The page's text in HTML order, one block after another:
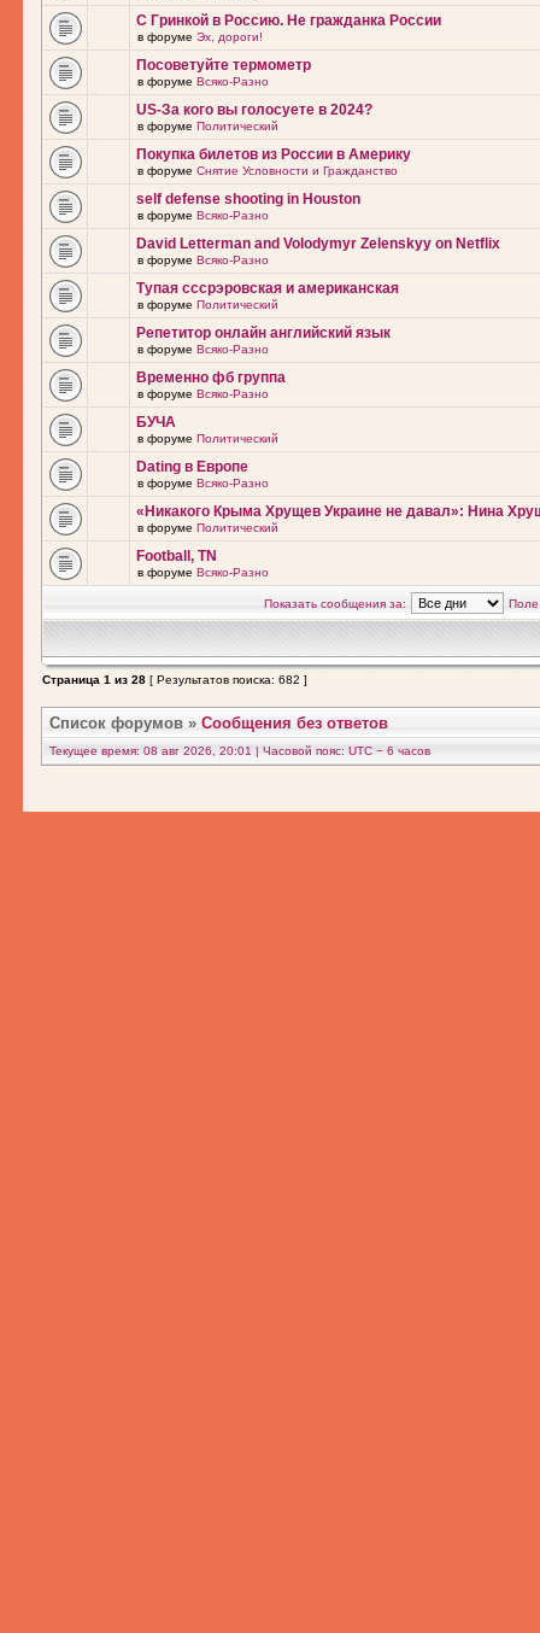
С Гринкой в Россию. Не гражданка России
в форуме Эх, дороги!
Посоветуйте термометр
в форуме Всяко-Разно
US-За кого вы голосуете в 2024?
в форуме Политический
Покупка билетов из России в Америку
в форуме Снятие Условности и Гражданство
self defense shooting in Houston
в форуме Всяко-Разно
David Letterman and Volodymyr Zelenskyy on Netflix
в форуме Всяко-Разно
Тупая сссрэровская и американская
в форуме Политический
Репетитор онлайн английский язык
в форуме Всяко-Разно
Временно фб группа
в форуме Всяко-Разно
БУЧА
в форуме Политический
Dating в Европе
в форуме Всяко-Разно
«Никакого Крыма Хрущев Украине не давал»: Нина
в форуме Политический
Football, TN
в форуме Всяко-Разно
Показать сообщения за: Поле
Страница 1 из 28 [ Результатов поиска: 682 ]
Список форумов » Сообщения без ответов
Текущее время: 08 авг 2026, 20:01 | Часовой пояс: UTC − 6 часов